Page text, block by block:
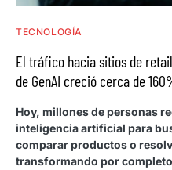
TECNOLOGÍA
El tráfico hacia sitios de
de GenAI creció cerca de
Hoy, millones de personas
inteligencia artificial para
comparar productos o
transformando por